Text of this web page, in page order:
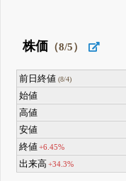
株価 （8/5）
前日終値 (8/4)
始値
高値
安値
終値+6.45%
出来高+34.3%